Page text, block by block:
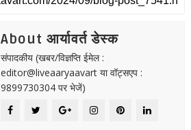
About आर्यावर्त डेस्क
संपादकीय (खबर/विज्ञप्ति ईमेल :
editor@liveaaryaavart या वॉट्सएप :
9899730304 पर भेजें)